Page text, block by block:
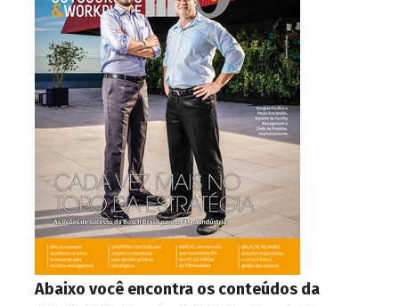
Abaixo você encontra os conteúdos da